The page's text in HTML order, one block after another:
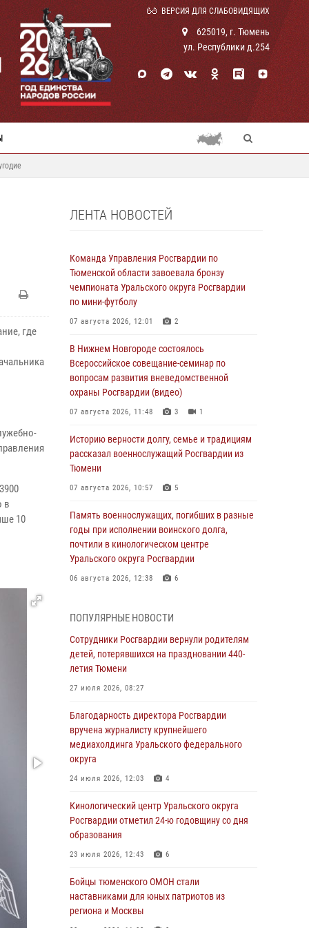
ВЕРСИЯ ДЛЯ СЛАБОВИДЯЩИХ
625019, г. Тюмень
ул. Республики д.254
где
в
10
ЛЕНТА НОВОСТЕЙ
Команда Управления Росгвардии по
Тюменской области завоевала бронзу
чемпионата Уральского округа Росгвардии
по мини-футболу
07 августа 2026, 12:01 2
В Нижнем Новгороде состоялось
Всероссийское совещание-семинар по
вопросам развития вневедомственной
охраны Росгвардии (видео)
07 августа 2026, 11:48 3 1
Историю верности долгу, семье и традициям
рассказал военнослужащий Росгвардии из
Тюмени
07 августа 2026, 10:57 5
Память военнослужащих, погибших в разные
годы при исполнении воинского долга,
почтили в кинологическом центре
Уральского округа Росгвардии
06 августа 2026, 12:38 6
знакомят детей со своей службой и
напоминают о мерах безопасности
06 августа 2026, 12:33 2
области» в рамках акции «Храним огонь
06 августа 2026, 04:41 3
Росгвардейцы в Тюменской области почтили
Яковлева
05 августа 2026, 11:03 4
В Тюмени офицер Росгвардии в радиоэфире
владения оружием
05 августа 2026, 09:56 2
Военнослужащие Росгвардии сбили дрон-
ПОПУЛЯРНЫЕ НОВОСТИ
Сотрудники Росгвардии вернули родителям
детей, потерявшихся на праздновании 440-
летия Тюмени
27 июля 2026, 08:27
Благодарность директора Росгвардии
вручена журналисту крупнейшего
медиахолдинга Уральского федерального
округа
24 июля 2026, 12:03 4
Кинологический центр Уральского округа
Росгвардии отметил 24-ю годовщину со дня
образования
23 июля 2026, 12:43 6
Бойцы тюменского ОМОН стали
наставниками для юных патриотов из
региона и Москвы